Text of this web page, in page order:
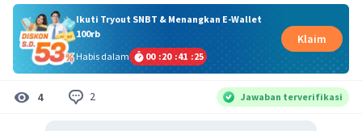
Ikuti Tryout SNBT & Menangkan E-Wallet
100rb
Habis dalam
00 :20 :41 :25
Klaim
4 2 Jawaban terverifikasi